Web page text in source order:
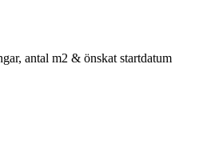
antal m2 & önskat startdatum